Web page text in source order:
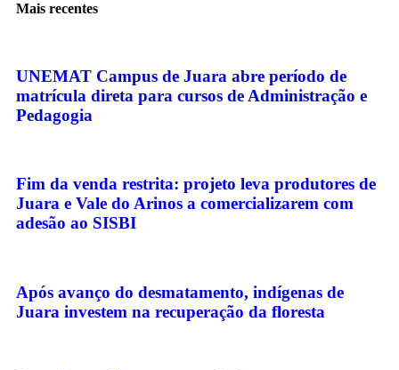
Mais recentes
UNEMAT Campus de Juara abre período de
matrícula direta para cursos de Administração e
Pedagogia
Fim da venda restrita: projeto leva produtores de
Juara e Vale do Arinos a comercializarem com
adesão ao SISBI
Após avanço do desmatamento, indígenas de
Juara investem na recuperação da floresta